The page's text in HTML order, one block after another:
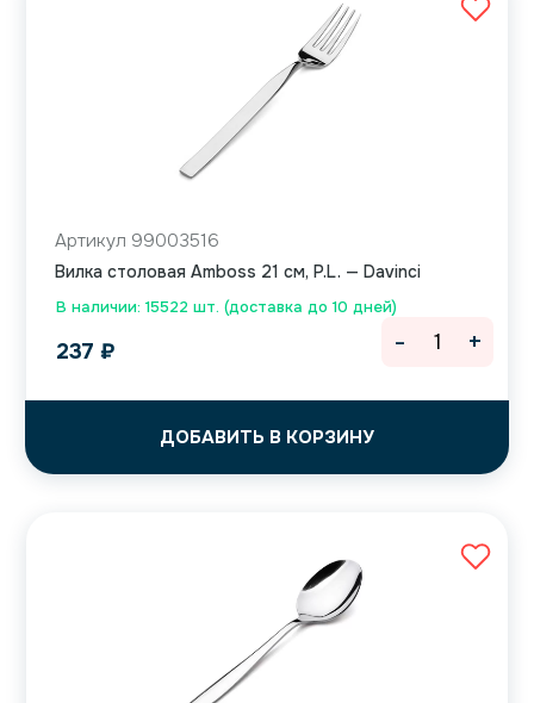
В наличии: 15522 шт. (доставка до 10 дней)
Артикул 99003516
Вилка столовая Amboss 21 см, P.L. — Davinci
237 ₽
ДОБАВИТЬ В КОРЗИНУ
- +